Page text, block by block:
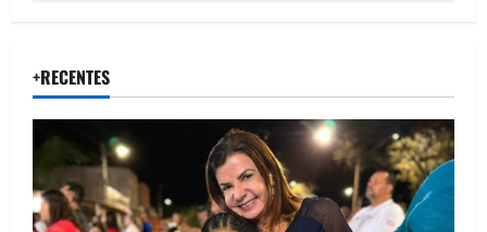
+RECENTES